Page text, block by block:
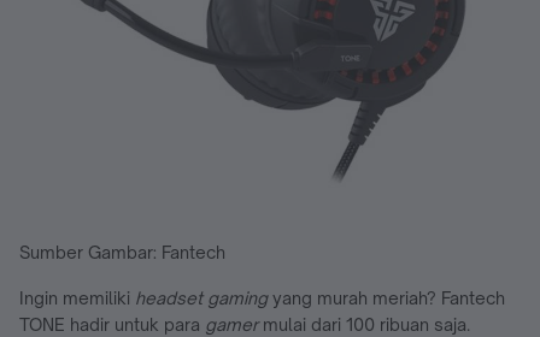
Sumber Gambar: Fantech
Ingin memiliki headset gamingyang murah meriah? Fantech
TONE hadir untuk para gamermulai dari 100 ribuan saja.